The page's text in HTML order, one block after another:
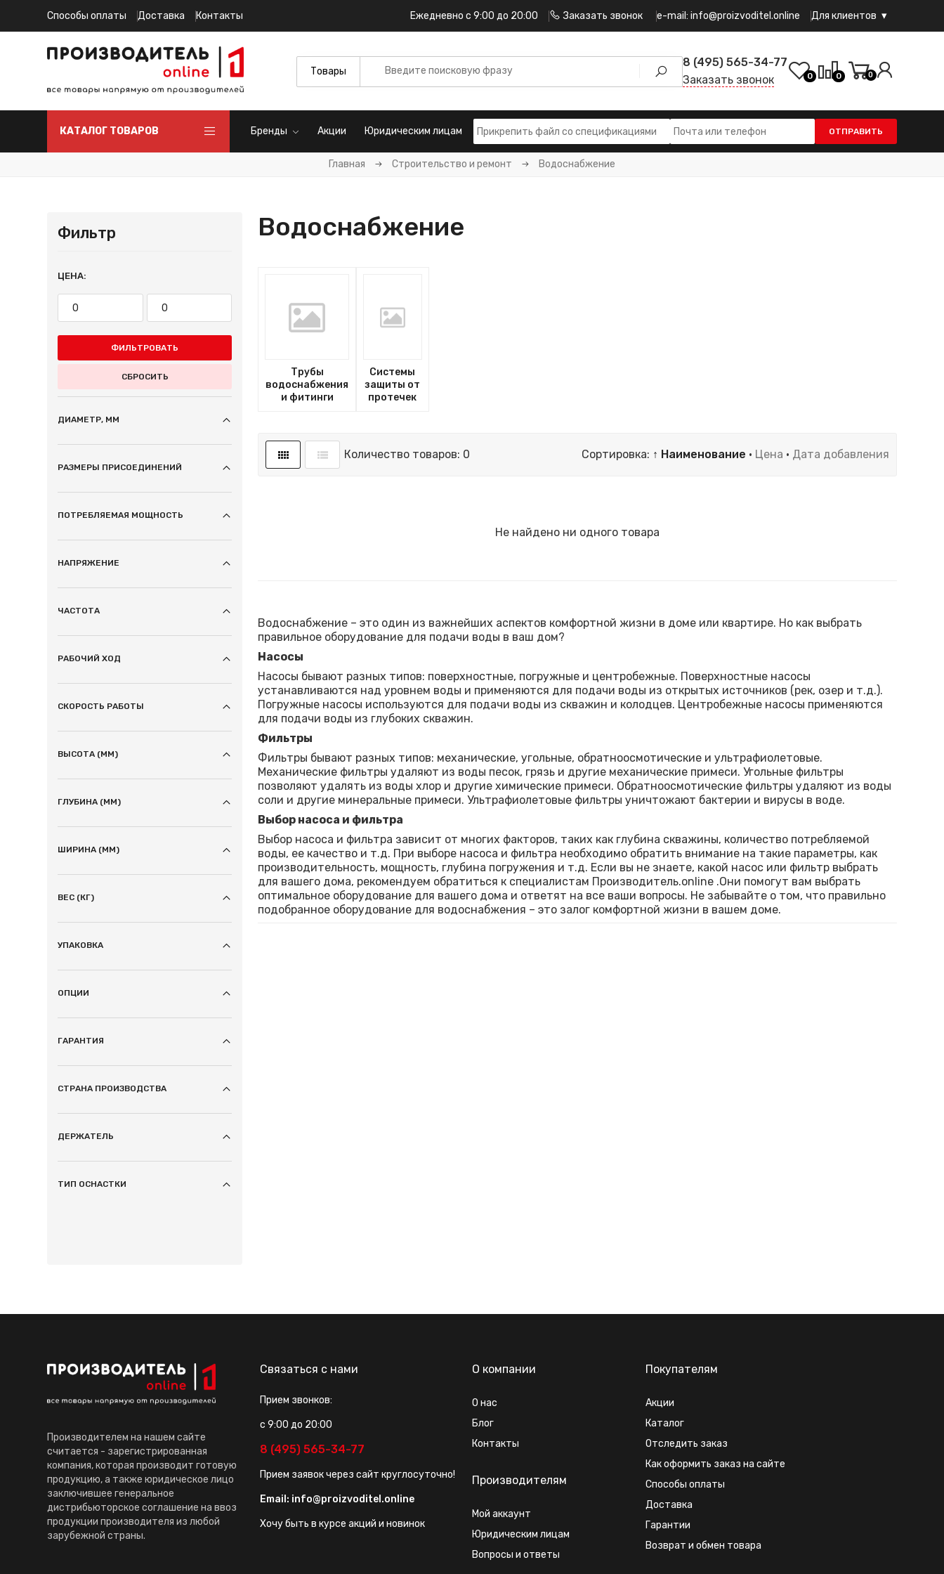
Способы оплаты Доставка Контакты Ежедневно с 9:00 до 20:00 Заказать звонок e-mail: info@proizvoditel.online Для клиентов
8 (495) 565-34-77
Заказать звонок
0 0 0
КАТАЛОГ ТОВАРОВ Бренды Акции Юридическим лицам ОТПРАВИТЬ
Главная Строительство и ремонт Водоснабжение
Водоснабжение
Трубы
водоснабжения
и фитинги
Системы
защиты от
протечек
Количество товаров: 0 Сортировка: ↑ Наименование · Цена · Дата добавления
Не найдено ни одного товара
Водоснабжение – это один из важнейших аспектов комфортной жизни в доме или квартире. Но как выбрать
правильное оборудование для подачи воды в ваш дом?
Насосы
Насосы бывают разных типов: поверхностные, погружные и центробежные. Поверхностные насосы
устанавливаются над уровнем воды и применяются для подачи воды из открытых источников (рек, озер и т.д.).
Погружные насосы используются для подачи воды из скважин и колодцев. Центробежные насосы применяются
для подачи воды из глубоких скважин.
Фильтры
Фильтры бывают разных типов: механические, угольные, обратноосмотические и ультрафиолетовые.
Механические фильтры удаляют из воды песок, грязь и другие механические примеси. Угольные фильтры
позволяют удалять из воды хлор и другие химические примеси. Обратноосмотические фильтры удаляют из воды
соли и другие минеральные примеси. Ультрафиолетовые фильтры уничтожают бактерии и вирусы в воде.
Выбор насоса и фильтра
Выбор насоса и фильтра зависит от многих факторов, таких как глубина скважины, количество потребляемой
воды, ее качество и т.д. При выборе насоса и фильтра необходимо обратить внимание на такие параметры, как
производительность, мощность, глубина погружения и т.д. Если вы не знаете, какой насос или фильтр выбрать
для вашего дома, рекомендуем обратиться к специалистам Производитель.online .Они помогут вам выбрать
оптимальное оборудование для вашего дома и ответят на все ваши вопросы. Не забывайте о том, что правильно
подобранное оборудование для водоснабжения – это залог комфортной жизни в вашем доме.
Фильтр
ЦЕНА:
ФИЛЬТРОВАТЬ
СБРОСИТЬ
ДИАМЕТР, ММ
РАЗМЕРЫ ПРИСОЕДИНЕНИЙ
ПОТРЕБЛЯЕМАЯ МОЩНОСТЬ
НАПРЯЖЕНИЕ
ЧАСТОТА
РАБОЧИЙ ХОД
СКОРОСТЬ РАБОТЫ
ВЫСОТА (ММ)
ГЛУБИНА (ММ)
ШИРИНА (ММ)
ВЕС (КГ)
УПАКОВКА
ОПЦИИ
ГАРАНТИЯ
СТРАНА ПРОИЗВОДСТВА
ДЕРЖАТЕЛЬ
ТИП ОСНАСТКИ
Производителем на нашем сайте
считается - зарегистрированная
компания, которая производит готовую
продукцию, а также юридическое лицо
заключившее генеральное
дистрибьюторское соглашение на ввоз
продукции производителя из любой
зарубежной страны.
Связаться с нами
Прием звонков:
с 9:00 до 20:00
8 (495) 565-34-77
Прием заявок через сайт круглосуточно!
Email: info@proizvoditel.online
Хочу быть в курсе акций и новинок
О компании
О нас
Блог
Контакты
Производителям
Мой аккаунт
Юридическим лицам
Вопросы и ответы
Покупателям
Акции
Каталог
Отследить заказ
Как оформить заказ на сайте
Способы оплаты
Доставка
Гарантии
Возврат и обмен товара